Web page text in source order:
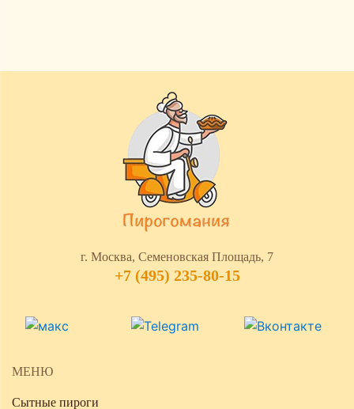
г. Москва, Семеновская Площадь, 7
+7 (495) 235-80-15
МЕНЮ
Сытные пироги